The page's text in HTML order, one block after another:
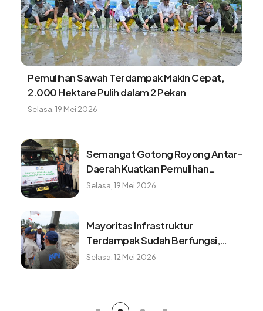
Pemulihan Sawah Terdampak Makin Cepat,
2.000 Hektare Pulih dalam 2 Pekan
Selasa, 19 Mei 2026
Semangat Gotong Royong Antar-
Daerah Kuatkan Pemulihan
Pascabencana Sumatera
Selasa, 19 Mei 2026
Mayoritas Infrastruktur
Terdampak Sudah Berfungsi,
Konektivitas dan Logistik
Selasa, 12 Mei 2026